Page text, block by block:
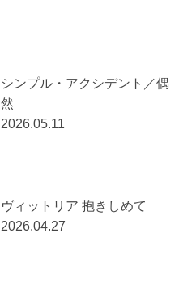
シンプル・アクシデント／偶
然
2026.05.11
ヴィットリア 抱きしめて
2026.04.27